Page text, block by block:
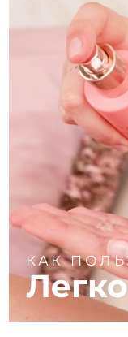
КАК
Саудовская
Сингапур
Словакия
Словения
Южно-
Республика
Республика